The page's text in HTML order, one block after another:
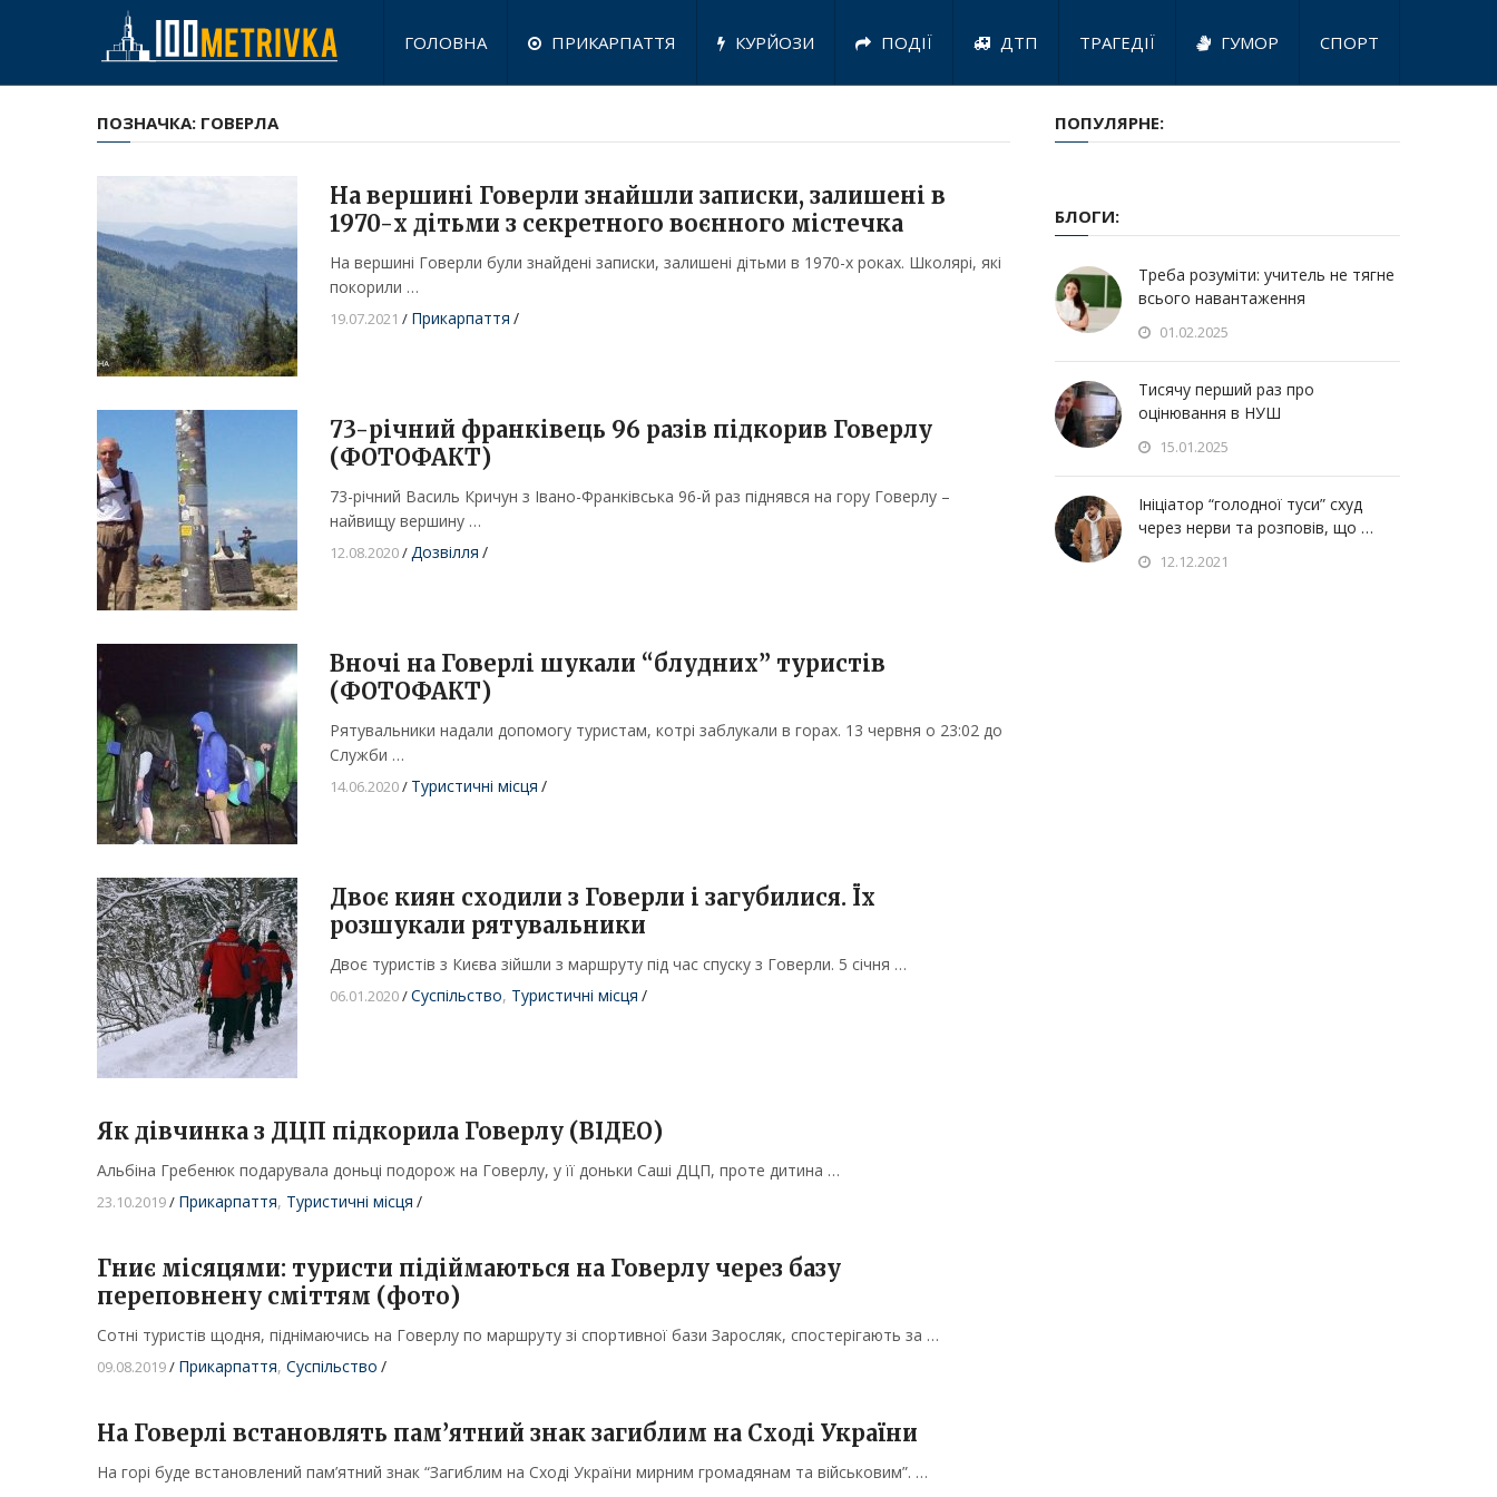
ГОЛОВНА ПРИКАРПАТТЯ КУРЙОЗИ ПОДІЇ ДТП ТРАГЕДІЇ ГУМОР СПОРТ
ПОЗНАЧКА: ГОВЕРЛА
На вершині Говерли знайшли записки, залишені в
1970-х дітьми з секретного воєнного містечка
На вершині Говерли були знайдені записки, залишені дітьми в 1970-х роках. Школярі, які
покорили …
19.07.2021 / Прикарпаття /
73-річний франківець 96 разів підкорив Говерлу
(ФОТОФАКТ)
73-річний Василь Кричун з Івано-Франківська 96-й раз піднявся на гору Говерлу –
найвищу вершину …
12.08.2020/Дозвілля /
Вночі на Говерлі шукали “блудних” туристів
(ФОТОФАКТ)
Рятувальники надали допомогу туристам, котрі заблукали в горах. 13 червня о 23:02 до
Служби …
14.06.2020/ Туристичні місця /
Двоє киян сходили з Говерли і загубилися. Їх
розшукали рятувальники
Двоє туристів з Києва зійшли з маршруту під час спуску з Говерли. 5 січня …
06.01.2020/Суспільство, Туристичні місця /
Як дівчинка з ДЦП підкорила Говерлу (ВІДЕО)
Альбіна Гребенюк подарувала доньці подорож на Говерлу, у її доньки Саші ДЦП, проте дитина …
23.10.2019/ Прикарпаття, Туристичні місця /
Гниє місяцями: туристи підіймаються на Говерлу через базу
переповнену сміттям (фото)
Сотні туристів щодня, піднімаючись на Говерлу по маршруту зі спортивної бази Заросляк, спостерігають за …
09.08.2019/ Прикарпаття, Суспільство /
На Говерлі встановлять пам’ятний знак загиблим на Сході України
На горі буде встановлений пам’ятний знак “Загиблим на Сході України мирним громадянам та військовим”. …
ПОПУЛЯРНЕ:
БЛОГИ:
Треба розуміти: учитель не тягне
всього навантаження
01.02.2025
Тисячу перший раз про
оцінювання в НУШ
15.01.2025
Ініціатор “голодної туси” схуд
через нерви та розповів, що …
12.12.2021